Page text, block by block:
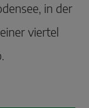
in der
viertel